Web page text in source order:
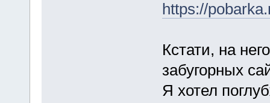
https://
Кстати, на
забугорных
Я хотел